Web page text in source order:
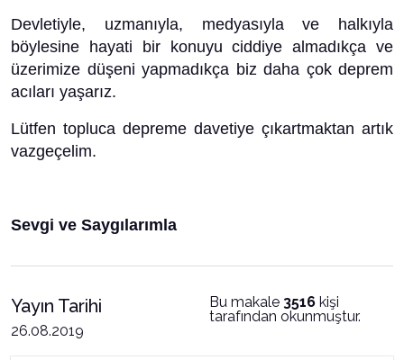
Devletiyle, uzmanıyla, medyasıyla ve halkıyla
böylesine hayati bir konuyu ciddiye almadıkça ve
üzerimize düşeni yapmadıkça biz daha çok deprem
acıları yaşarız.
Lütfen topluca depreme davetiye çıkartmaktan artık
vazgeçelim.
Sevgi ve Saygılarımla
Yayın Tarihi
26.08.2019
Bu makale 3516 kişi
tarafından okunmuştur.